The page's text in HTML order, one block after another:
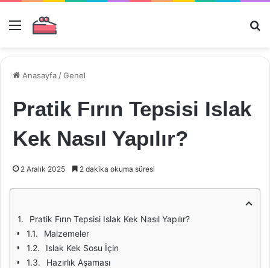
Menü
Anasayfa /Genel
Pratik Fırın Tepsisi Islak
Kek Nasıl Yapılır?
2 Aralık 2025 2 dakika okuma süresi
Pratik Fırın Tepsisi Islak Kek Nasıl Yapılır?
Malzemeler
Islak Kek Sosu İçin
Hazırlık Aşaması